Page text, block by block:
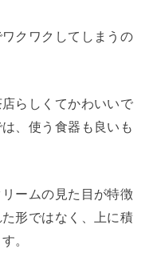
クワクしてしまうの
らしくてかわいいで
、使う食器も良いも
ームの見た目が特徴
形ではなく、上に積
。